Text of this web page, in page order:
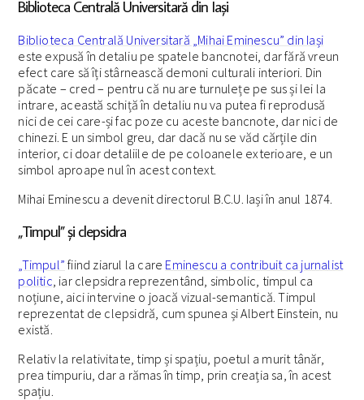
Biblioteca Centrală Universitară din Iaşi
Biblioteca Centrală Universitară „Mihai Eminescu” din Iași
este expusă în detaliu pe spatele bancnotei, dar fără vreun
efect care să îți stârnească demoni culturali interiori. Din
păcate – cred – pentru că nu are turnulețe pe sus și lei la
intrare, această schiță în detaliu nu va putea fi reprodusă
nici de cei care-și fac poze cu aceste bancnote, dar nici de
chinezi. E un simbol greu, dar dacă nu se văd cărțile din
interior, ci doar detaliile de pe coloanele exterioare, e un
simbol aproape nul în acest context.
Mihai Eminescu a devenit directorul B.C.U. Iași în anul 1874.
„Timpul” și clepsidra
„Timpul” fiind ziarul la care Eminescu a contribuit ca jurnalist
politic , iar clepsidra reprezentând, simbolic, timpul ca
noțiune, aici intervine o joacă vizual-semantică. Timpul
reprezentat de clepsidră, cum spunea și Albert Einstein, nu
există.
Relativ la relativitate, timp și spațiu, poetul a murit tânăr,
prea timpuriu, dar a rămas în timp, prin creația sa, în acest
spațiu.